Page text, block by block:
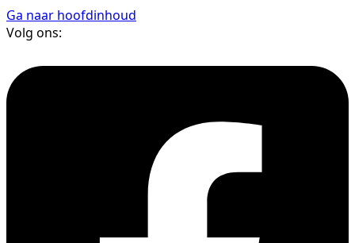
Ga naar hoofdinhoud
Volg ons: